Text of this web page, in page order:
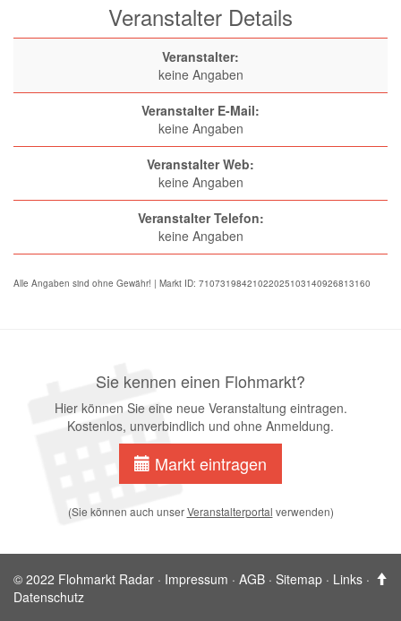
Veranstalter Details
Veranstalter:
keine Angaben
Veranstalter E-Mail:
keine Angaben
Veranstalter Web:
keine Angaben
Veranstalter Telefon:
keine Angaben
Alle Angaben sind ohne Gewähr! | Markt ID: 71073198421022025103140926813160
Sie kennen einen Flohmarkt?
Hier können Sie eine neue Veranstaltung eintragen.
Kostenlos, unverbindlich und ohne Anmeldung.
Markt eintragen
(Sie können auch unserVeranstalterportal verwenden)
© 2022 Flohmarkt Radar · Impressum · AGB · Sitemap · Links ·
Datenschutz